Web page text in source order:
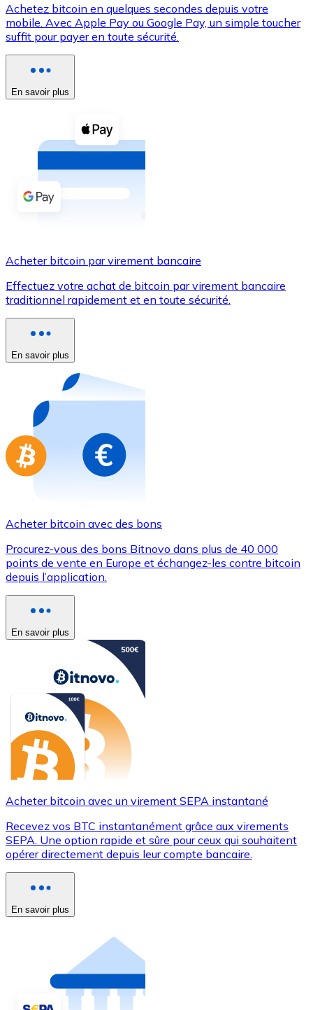
XRP
XRP
Voir toutes
Coupons crypto
Achetez des cryptomonnaies en espèces et d'autres
Acheter avec espèces
Virement SEPA
Utilisez les cartes Visa et Mastercard pour acheter
Acheter avec carte
Nouveau
Achetez des cartes-cadeaux de vos marques
Aller à la boutique de cartes-cadeaux
Achetez bitcoin en quelques secondes depuis votre
mobile. Avec Apple Pay ou Google Pay, un simple toucher
suffit pour payer en toute sécurité.
En savoir plus
Acheter bitcoin par virement bancaire
Effectuez votre achat de bitcoin par virement bancaire
traditionnel rapidement et en toute sécurité.
En savoir plus
Acheter bitcoin avec des bons
Procurez-vous des bons Bitnovo dans plus de 40 000
points de vente en Europe et échangez-les contre bitcoin
depuis l’application.
En savoir plus
Acheter bitcoin avec un virement SEPA instantané
Recevez vos BTC instantanément grâce aux virements
SEPA. Une option rapide et sûre pour ceux qui souhaitent
opérer directement depuis leur compte bancaire.
En savoir plus